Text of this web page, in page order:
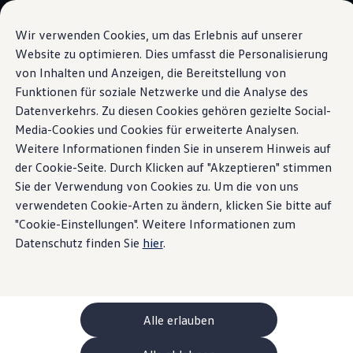
Wir verwenden Cookies, um das Erlebnis auf unserer
Website zu optimieren. Dies umfasst die Personalisierung
von Inhalten und Anzeigen, die Bereitstellung von
Funktionen für soziale Netzwerke und die Analyse des
Datenverkehrs. Zu diesen Cookies gehören gezielte Social-
Media-Cookies und Cookies für erweiterte Analysen.
Weitere Informationen finden Sie in unserem Hinweis auf
der Cookie-Seite. Durch Klicken auf "Akzeptieren" stimmen
Sie der Verwendung von Cookies zu. Um die von uns
verwendeten Cookie-Arten zu ändern, klicken Sie bitte auf
"Cookie-Einstellungen". Weitere Informationen zum
Datenschutz finden Sie hier.
Alle erlauben
Zum
Hauptinhalt
springen
Zum
Footer
springen
Ihre Konfiguration
Sondermodelle UNITED
Beratung und Kauf
Aktuelle Angebote
Geschäftskunden und Flotten
Sofort verfügbare Fahrzeuge
Occasionen
Finanzierung
Leasing-Rechner
Elektromobilität
Kosten und Finanzierung
Laden und Reichweite
Zuhause Laden
Unterwegs Laden
Bidirektionales Laden
Erneuerbare Energielösung: Helion
ChargeOn
Technologie und Batterie
Wie das Batteriesystem der ID. Modelle
VolkswagenApp
Verbinden Sie sich mit
Ihrem Fahrzeug